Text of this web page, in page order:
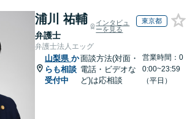
浦川 祐輔
弁護士
インタビュ
ーを見る
東京都
弁護士法人エッグ
山梨県 か
らも相談
受付中
面談方法(対面・
電話・ビデオな
ど)は応相談
営業時間：0
0:00~23:59
（平日）